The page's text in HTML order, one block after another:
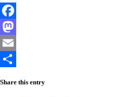
Facebook
Mastodon
Email
Share this entry